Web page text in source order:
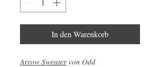
In den Warenkorb
Arrow Sweater von Odd